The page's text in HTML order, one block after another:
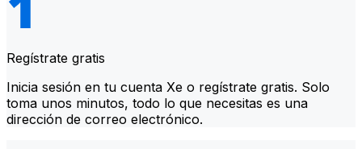
Regístrate gratis
Inicia sesión en tu cuenta Xe o regístrate gratis. Solo
toma unos minutos, todo lo que necesitas es una
dirección de correo electrónico.